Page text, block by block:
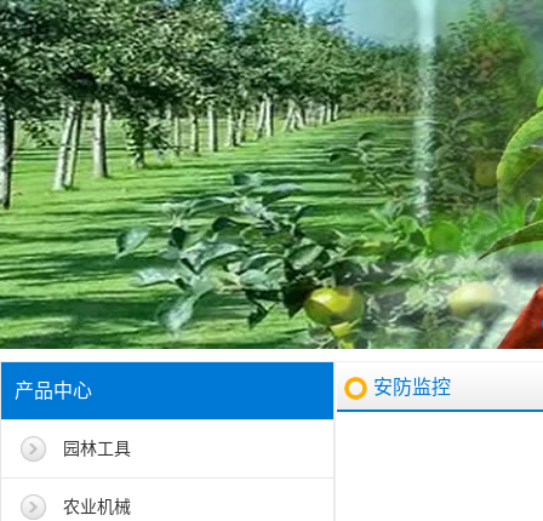
产品中心
园林工具
农业机械
安防监控